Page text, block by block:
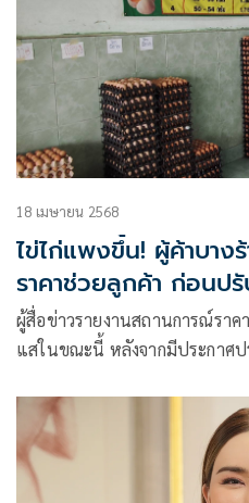
18 เมษายน 2568
ไข่ไก่แพงขึ้น! ผู้ค้าบา
ราคาช่วยลูกค้า ก่อนป
ผู้สื่อข่าวรายงานสถานการณ์ราค
แสในขณะนี้ หลังจากมีประกาศ
ผ่านมา